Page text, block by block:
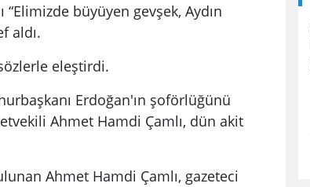
büyüyen gevşek, Aydın
aldı.
eleştirdi.
Erdoğan'ın şoförlüğünü
Ahmet Hamdi Çamlı, dün akit
Ahmet Hamdi Çamlı, gazeteci